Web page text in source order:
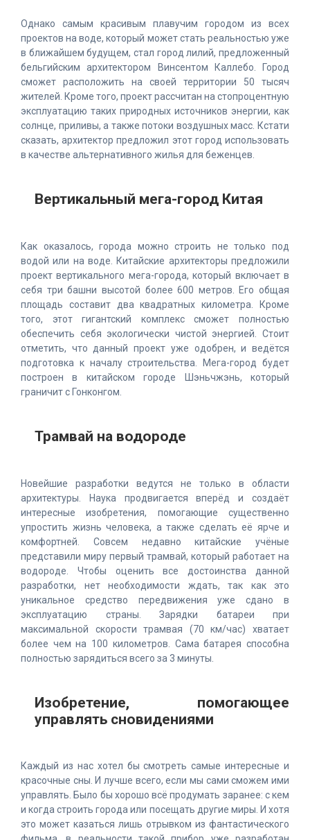
Однако самым красивым плавучим городом из всех
проектов на воде, который может стать реальностью уже
в ближайшем будущем, стал город лилий, предложенный
бельгийским архитектором Винсентом Каллебо. Город
сможет расположить на своей территории 50 тысяч
жителей. Кроме того, проект рассчитан на стопроцентную
эксплуатацию таких природных источников энергии, как
солнце, приливы, а также потоки воздушных масс. Кстати
сказать, архитектор предложил этот город использовать
в качестве альтернативного жилья для беженцев.
Вертикальный мега-город Китая
Как оказалось, города можно строить не только под
водой или на воде. Китайские архитекторы предложили
проект вертикального мега-города, который включает в
себя три башни высотой более 600 метров. Его общая
площадь составит два квадратных километра. Кроме
того, этот гигантский комплекс сможет полностью
обеспечить себя экологически чистой энергией. Стоит
отметить, что данный проект уже одобрен, и ведётся
подготовка к началу строительства. Мега-город будет
построен в китайском городе Шэньчжэнь, который
граничит с Гонконгом.
Трамвай на водороде
Новейшие разработки ведутся не только в области
архитектуры. Наука продвигается вперёд и создаёт
интересные изобретения, помогающие существенно
упростить жизнь человека, а также сделать её ярче и
комфортней. Совсем недавно китайские учёные
представили миру первый трамвай, который работает на
водороде. Чтобы оценить все достоинства данной
разработки, нет необходимости ждать, так как это
уникальное средство передвижения уже сдано в
эксплуатацию страны. Зарядки батареи при
максимальной скорости трамвая (70 км/час) хватает
более чем на 100 километров. Сама батарея способна
полностью зарядиться всего за 3 минуты.
Изобретение, помогающее
управлять сновидениями
Каждый из нас хотел бы смотреть самые интересные и
красочные сны. И лучше всего, если мы сами сможем ими
управлять. Было бы хорошо всё продумать заранее: с кем
и когда строить города или посещать другие миры. И хотя
это может казаться лишь отрывком из фантастического